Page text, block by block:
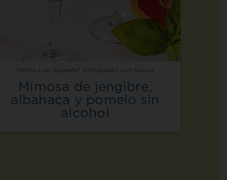
Hecho con Splenda® Endulzante con Stevia
Mimosa de jengibre,
albahaca y pomelo sin
alcohol